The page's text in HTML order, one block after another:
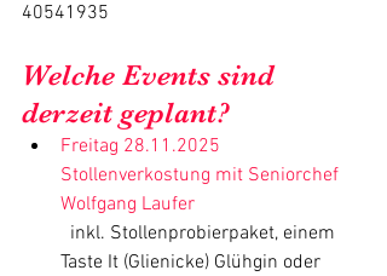
40541935
Welche Events sind
derzeit geplant?
Freitag 28.11.2025
Stollenverkostung mit Seniorchef
Wolfgang Laufer
inkl. Stollenprobierpaket, einem
Taste It (Glienicke) Glühgin oder